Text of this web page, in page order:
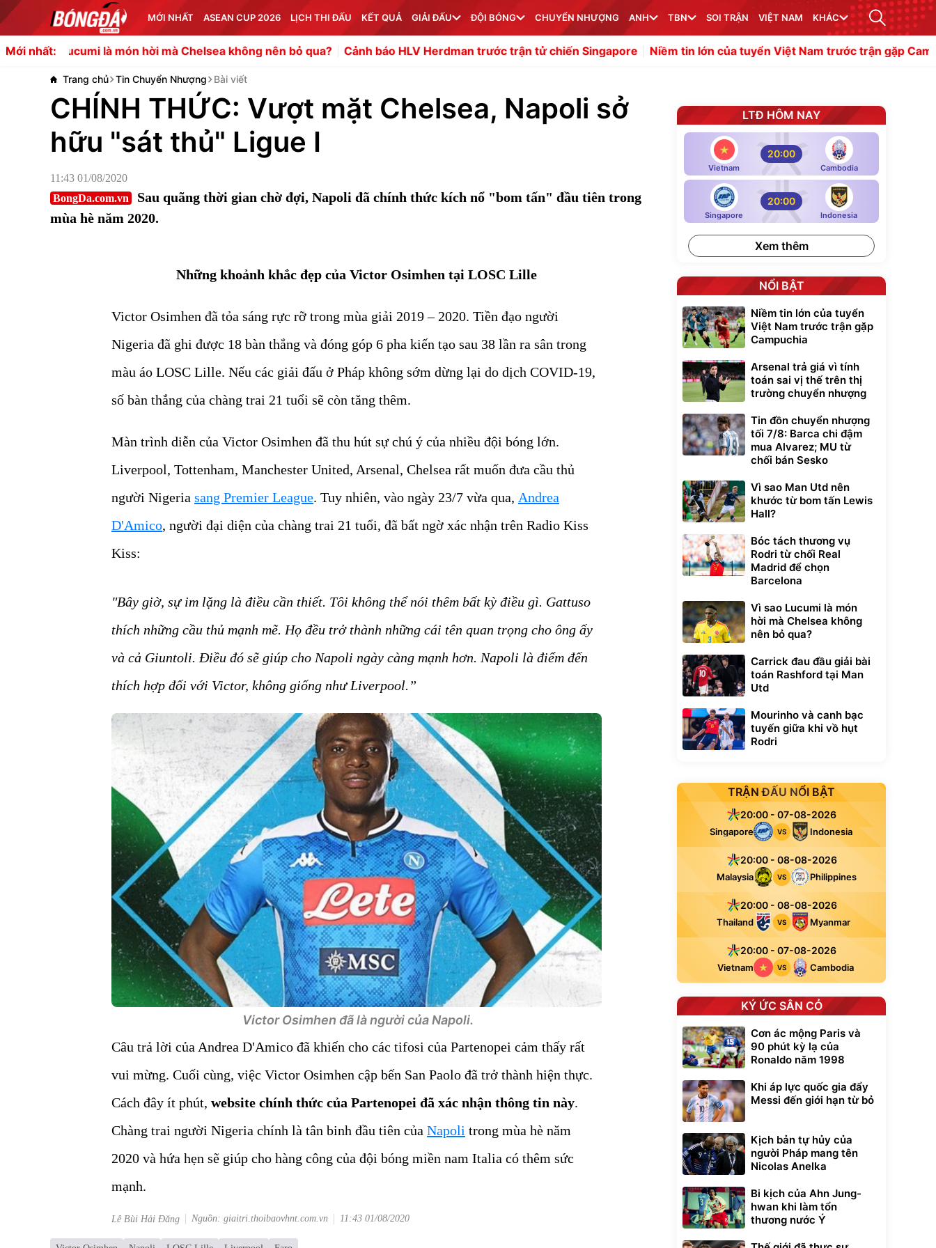
MỚI NHẤT ASEAN CUP 2026 LỊCH THI ĐẤU KẾT QUẢ GIẢI ĐẤU ĐỘI BÓNG CHUYỂN NHƯỢNG ANH TBN SOI TRẬN VIỆT NAM KHÁC
Mới nhất:
là món hời mà Chelsea không nên bỏ qua? Cảnh báo HLV Herdman trước trận tử chiến Singapore Niềm tin lớn của tuyển Việt Nam trước trận gặp Campuchia Ilhan
Trang chủ Tin Chuyển Nhượng Bài viết
CHÍNH THỨC: Vượt mặt Chelsea, Napoli sở
hữu "sát thủ" Ligue I
11:43 01/08/2020
BongDa.com.vn
Sau quãng thời gian chờ đợi, Napoli đã chính thức kích nổ "bom tấn" đầu tiên trong
mùa hè năm 2020.
Những khoảnh khắc đẹp của Victor Osimhen tại LOSC Lille
Victor Osimhen đã tỏa sáng rực rỡ trong mùa giải 2019 – 2020. Tiền đạo người
Nigeria đã ghi được 18 bàn thắng và đóng góp 6 pha kiến tạo sau 38 lần ra sân trong
màu áo LOSC Lille. Nếu các giải đấu ở Pháp không sớm dừng lại do dịch COVID-19,
số bàn thắng của chàng trai 21 tuổi sẽ còn tăng thêm.
Màn trình diễn của Victor Osimhen đã thu hút sự chú ý của nhiều đội bóng lớn.
Liverpool, Tottenham, Manchester United, Arsenal, Chelsea rất muốn đưa cầu thủ
người Nigeria sang Premier League. Tuy nhiên, vào ngày 23/7 vừa qua, Andrea
D'Amico, người đại diện của chàng trai 21 tuổi, đã bất ngờ xác nhận trên Radio Kiss
Kiss:
"Bây giờ, sự im lặng là điều cần thiết. Tôi không thể nói thêm bất kỳ điều gì. Gattuso
thích những cầu thủ mạnh mẽ. Họ đều trở thành những cái tên quan trọng cho ông ấy
và cả Giuntoli. Điều đó sẽ giúp cho Napoli ngày càng mạnh hơn. Napoli là điểm đến
thích hợp đối với Victor, không giống như Liverpool.”
Victor Osimhen đã là người của Napoli.
Câu trả lời của Andrea D'Amico đã khiến cho các tifosi của Partenopei cảm thấy rất
vui mừng. Cuối cùng, việc Victor Osimhen cập bến San Paolo đã trở thành hiện thực.
Cách đây ít phút, website chính thức của Partenopei đã xác nhận thông tin này.
Chàng trai người Nigeria chính là tân binh đầu tiên của Napoli trong mùa hè năm
2020 và hứa hẹn sẽ giúp cho hàng công của đội bóng miền nam Italia có thêm sức
mạnh.
Lê Bùi Hải Đăng Nguồn: giaitri.thoibaovhnt.com.vn 11:43 01/08/2020
LTĐ HÔM NAY
Vietnam
20:00
Cambodia
Singapore
20:00
Indonesia
Xem thêm
NỔI BẬT
Niềm tin lớn của tuyển
Việt Nam trước trận gặp
Campuchia
Arsenal trả giá vì tính
toán sai vị thế trên thị
trường chuyển nhượng
Tin đồn chuyển nhượng
tối 7/8: Barca chi đậm
mua Alvarez; MU từ
chối bán Sesko
Vì sao Man Utd nên
khước từ bom tấn Lewis
Hall?
Bóc tách thương vụ
Rodri từ chối Real
Madrid để chọn
Barcelona
Vì sao Lucumi là món
hời mà Chelsea không
nên bỏ qua?
Carrick đau đầu giải bài
toán Rashford tại Man
Utd
Mourinho và canh bạc
tuyến giữa khi vồ hụt
Rodri
TRẬN ĐẤU NỔI BẬT
20:00 - 07-08-2026
Singapore VS Indonesia
20:00 - 08-08-2026
Malaysia VS Philippines
20:00 - 08-08-2026
Thailand VS Myanmar
20:00 - 07-08-2026
Vietnam VS Cambodia
KÝ ỨC SÂN CỎ
Cơn ác mộng Paris và
90 phút kỳ lạ của
Ronaldo năm 1998
Khi áp lực quốc gia đẩy
Messi đến giới hạn từ bỏ
Kịch bản tự hủy của
người Pháp mang tên
Nicolas Anelka
Bi kịch của Ahn Jung-
hwan khi làm tổn
thương nước Ý